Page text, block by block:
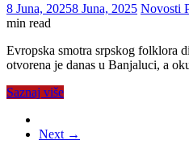
8 Juna, 20258 Juna, 2025 Novosti
min read
Evropska smotra srpskog folklora
otvorena je danas u Banjaluci, a
Saznaj više
Next →